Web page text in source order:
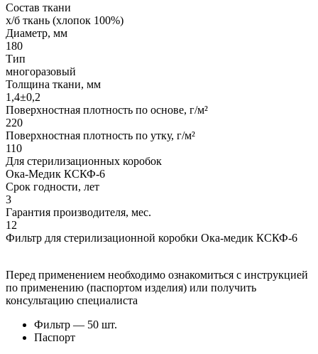
Состав ткани
х/б ткань (хлопок 100%)
Диаметр, мм
180
Тип
многоразовый
Толщина ткани, мм
1,4±0,2
Поверхностная плотность по основе, г/м²
220
Поверхностная плотность по утку, г/м²
110
Для стерилизационных коробок
Ока-Медик КСКФ-6
Срок годности, лет
3
Гарантия производителя, мес.
12
Фильтр для стерилизационной коробки Ока-медик КСКФ-6
Перед применением необходимо ознакомиться с инструкцией
по применению (паспортом изделия) или получить
консультацию специалиста
Фильтр — 50 шт.
Паспорт